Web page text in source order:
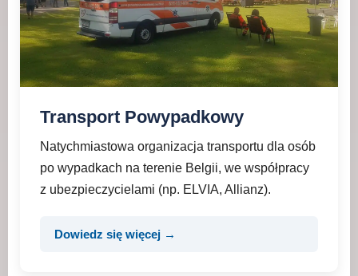
Transport Powypadkowy
Natychmiastowa organizacja transportu dla osób
po wypadkach na terenie Belgii, we współpracy
z ubezpieczycielami (np. ELVIA, Allianz).
Dowiedz się więcej →